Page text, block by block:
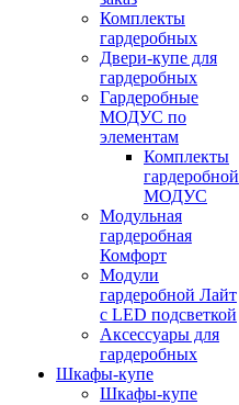
Комплекты
гардеробных
Двери-купе для
гардеробных
Гардеробные
МОДУС по
элементам
Комплекты
гардеробной
МОДУС
Модульная
гардеробная
Комфорт
Модули
гардеробной Лайт
с LED подсветкой
Аксессуары для
гардеробных
Шкафы-купе
Шкафы-купе